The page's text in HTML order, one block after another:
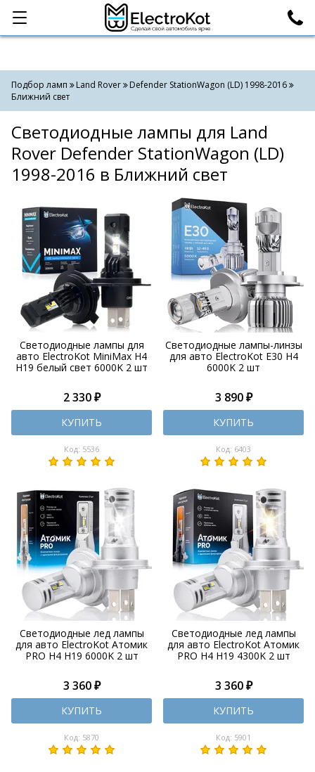
Категории Поиск
Подбор ламп Land Rover
Defender StationWagon (LD) 1998-2016
Ближний свет
Светодиодные лампы для Land
Rover Defender StationWagon (LD)
1998-2016 в Ближний свет
Светодиодные лампы для
авто ElectroKot MiniMax H4
H19 белый свет 6000K 2 шт
2 330 ₽
КУПИТЬ
Код: 5536
Светодиодные лампы-линзы
для авто ElectroKot E30 H4
6000K 2 шт
3 890 ₽
КУПИТЬ
Код: 6403
Светодиодные лед лампы
для авто ElectroKot Атомик
PRO H4 H19 6000K 2 шт
3 360 ₽
КУПИТЬ
Код: 5870
Светодиодные лед лампы
для авто ElectroKot Атомик
PRO H4 H19 4300K 2 шт
3 360 ₽
КУПИТЬ
Код: 5901